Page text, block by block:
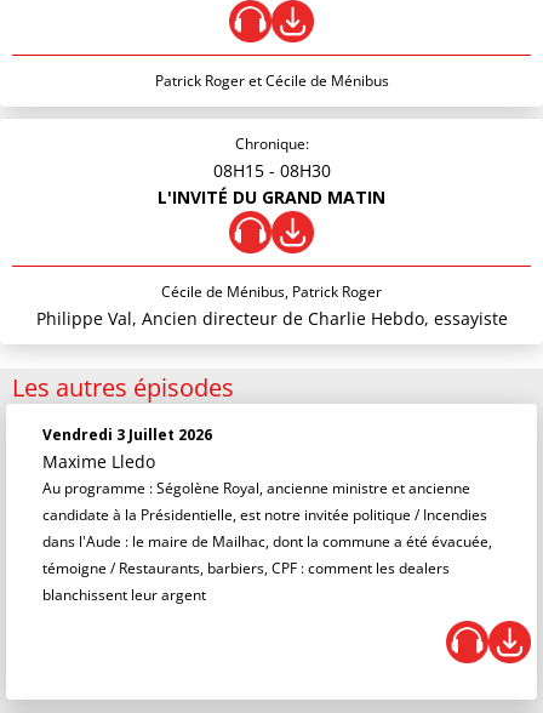
Patrick Roger et Cécile de Ménibus
Chronique:
08H15 - 08H30
L'INVITÉ DU GRAND MATIN
Cécile de Ménibus, Patrick Roger
Philippe Val, Ancien directeur de Charlie Hebdo, essayiste
Les autres épisodes
Vendredi 3 Juillet 2026
Maxime Lledo
Au programme : Ségolène Royal, ancienne ministre et ancienne
candidate à la Présidentielle, est notre invitée politique / Incendies
dans l'Aude : le maire de Mailhac, dont la commune a été évacuée,
témoigne / Restaurants, barbiers, CPF : comment les dealers
blanchissent leur argent